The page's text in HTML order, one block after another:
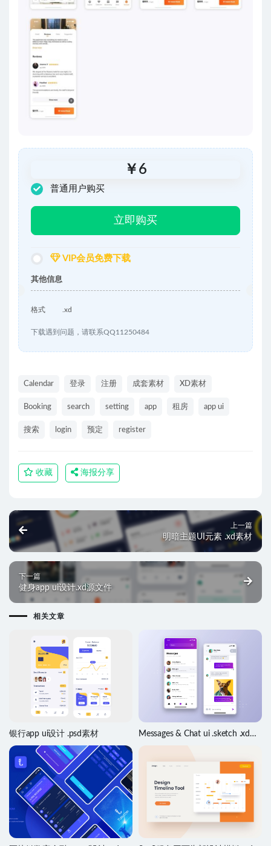
￥ 6
普通用户购买
立即购买
VIP会员免费下载
其他信息
格式 .xd
下载遇到问题，请联系QQ11250484
Calendar 登录 注册 成套素材 XD素材
Booking search setting app 租房 app ui
搜索 login 预定 register
收藏 海报分享
上一篇
明暗主题UI元素 .xd素材
下一篇
健身app ui设计.xd源文件
相关文章
银行app ui设计 .psd素材
Messages & Chat ui .sketch .xd源
文件